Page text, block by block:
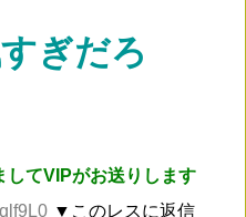
ぎだろ
してVIPがお送りします
▼このレスに返信